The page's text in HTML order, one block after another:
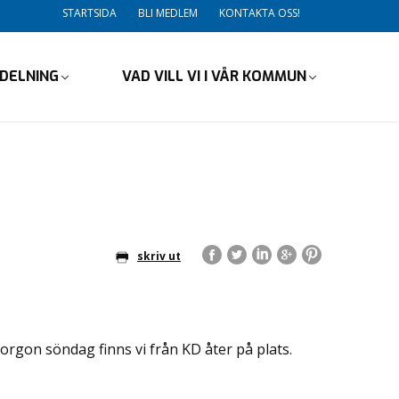
STARTSIDA BLI MEDLEM KONTAKTA OSS!
VAD VILL VI I VÅR KOMMUN
skriv ut
söndag finns vi från KD åter på plats.